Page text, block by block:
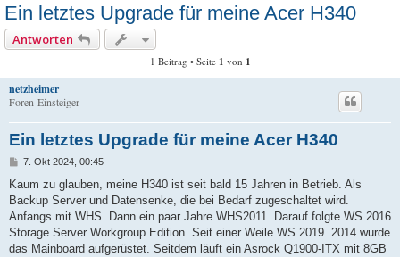
Ein letztes Upgrade für meine Acer H340
Antworten
1 Beitrag • Seite 1 von 1
netzheimer
Foren-Einsteiger
Ein letztes Upgrade für meine Acer H340
B
i
r
a
7. Okt 2024, 00:45
Kaum zu glauben, meine H340 ist seit bald 15 Jahren in Betrieb. Als
Backup Server und Datensenke, die bei Bedarf zugeschaltet wird.
Anfangs mit WHS. Dann ein paar Jahre WHS2011. Darauf folgte WS 2016
Storage Server Workgroup Edition. Seit einer Weile WS 2019. 2014 wurde
das Mainboard aufgerüstet. Seitdem läuft ein Asrock Q1900-ITX mit 8GB